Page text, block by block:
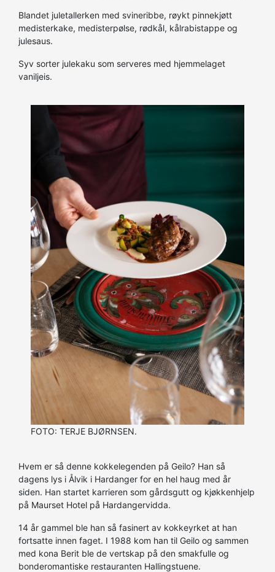
Blandet juletallerken med svineribbe, røykt pinnekjøtt
medisterkake, medisterpølse, rødkål, kålrabistappe og
julesaus.
Syv sorter julekaku som serveres med hjemmelaget
vaniljeis.
FOTO: TERJE BJØRNSEN.
Hvem er så denne kokkelegenden på Geilo? Han så
dagens lys i Ålvik i Hardanger for en hel haug med år
siden. Han startet karrieren som gårdsgutt og kjøkkenhjelp
på Maurset Hotel på Hardangervidda.
14 år gammel ble han så fasinert av kokkeyrket at han
fortsatte innen faget. I 1988 kom han til Geilo og sammen
med kona Berit ble de vertskap på den smakfulle og
bonderomantiske restauranten Hallingstuene.